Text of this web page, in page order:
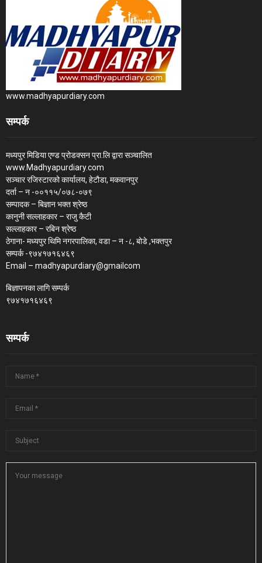
www.madhyapurdiary.com
सम्पर्क
मध्यपुर मिडिया एण्ड प्रोडक्सन प्रा.लि द्वारा सञ्चालित
www.Madhyapurdiary.com
सञ्चार रजिस्टारको कार्यालय, हेटौडा, मकवानपुर
दर्ता – न -००११५/०७८-०७९
सम्पादक – बिज्ञान भक्त श्रेष्ठ
कानुनी सल्लाहकार – राजु कैटी
सल्लाहकार – रबिन श्रेष्ठ
ठेगाना- मध्यपुर थिमि नगरपालिका, वडा – न -८, बोडे ,भक्तपुर
सम्पर्क -९७४१७१६४६९
Email – madhyapurdiary@gmailcom
बिज्ञापनका लागि सम्पर्क
९७४१७१६४६९
सम्पर्क